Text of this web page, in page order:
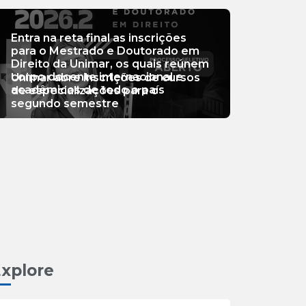
Entra na reta final as inscrições
para o Mestrado e Doutorado em
Direito da Unimar, os quais reúnem
corpo docente internacional e
acadêmicos de todo o país
Unimar abre inscrições de cursos
de especializações para o
segundo semestre